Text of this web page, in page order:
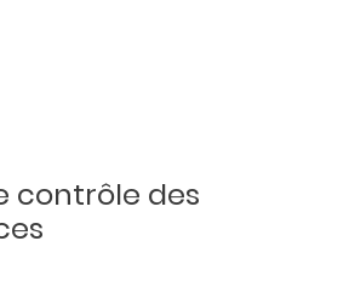
contrôle des